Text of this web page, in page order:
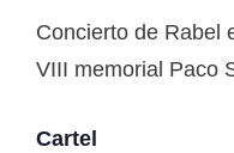
Concierto de Rabel
VIII memorial Paco
Cartel